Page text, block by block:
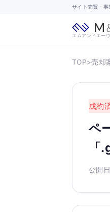
サイト売買・
エムアンドエー
TOP>売却
成約
ペ
公開